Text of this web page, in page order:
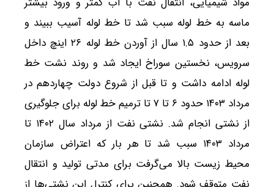
ماسه به خط لوله سبب شد تا خط لوله آسیب ببیند و
بعد از حدود ۱.۵ سال از آوردن خط لوله ۲۶ اینچ داخل
سرویس، نخستین سوراخ ایجاد شد و روند نشت خط
لوله ادامه داشت و تا قبل از شروع دولت چهاردهم در
مرداد ۱۴۰۳ حدود ۶ تا ۷ تا ترمیم خط لوله برای جلوگیری
از نشتی انجام شد. نشتی نفت از مرداد سال ۱۴۰۲ تا
مرداد ۱۴۰۳ سبب شد تا هر بار که اعتراض سازمان
محیط زیست بالا می‌گرفت برای مدتی تولید و انتقال